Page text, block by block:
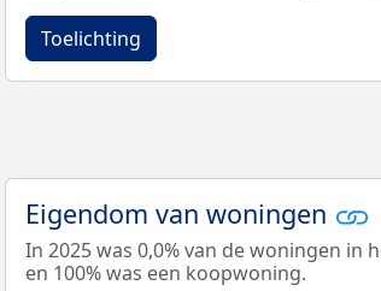
Toelichting
Eigendom van woningen
In 2025 was 0,0% van de woningen in
en 100% was een koopwoning.